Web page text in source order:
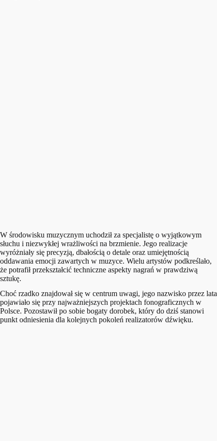
W środowisku muzycznym uchodził za specjalistę o wyjątkowym
słuchu i niezwykłej wrażliwości na brzmienie. Jego realizacje
wyróżniały się precyzją, dbałością o detale oraz umiejętnością
oddawania emocji zawartych w muzyce. Wielu artystów podkreślało,
że potrafił przekształcić techniczne aspekty nagrań w prawdziwą
sztukę.
Choć rzadko znajdował się w centrum uwagi, jego nazwisko przez lata
pojawiało się przy najważniejszych projektach fonograficznych w
Polsce. Pozostawił po sobie bogaty dorobek, który do dziś stanowi
punkt odniesienia dla kolejnych pokoleń realizatorów dźwięku.